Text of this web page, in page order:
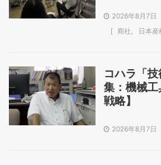
2026年8月7日
商社
日本産
コハラ「
集：機械
戦略】
2026年8月7日